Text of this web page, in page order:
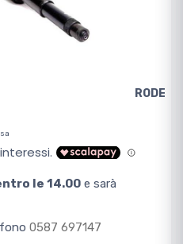
RODE
le 14.00 e sarà
0587 697147